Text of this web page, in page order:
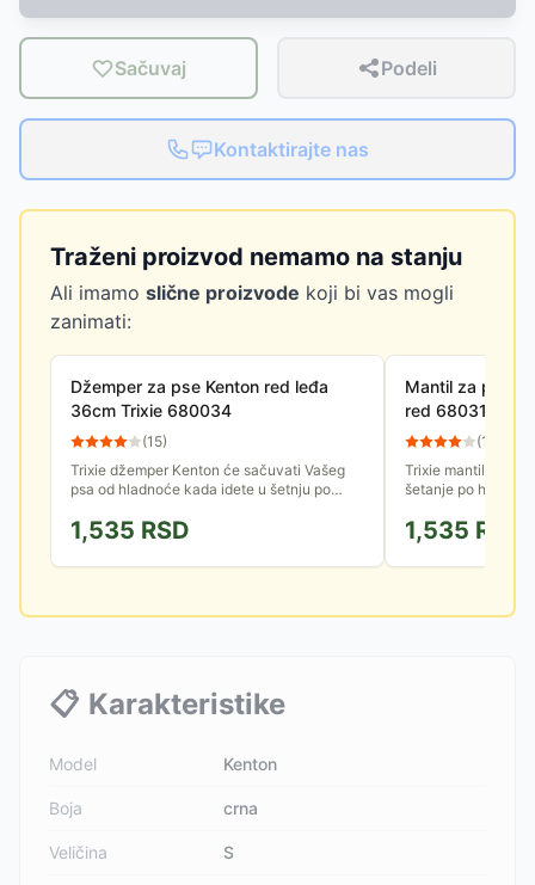
Sačuvaj Podeli
Kontaktirajte nas
Traženi proizvod nemamo na stanju
Ali imamo slične proizvode koji bi vas mogli
zanimati:
Džemper za pse Kenton red leđa
36cm Trixie 680034
(15)
Trixie džemper Kenton će sačuvati Vašeg
psa od hladnoće kada idete u šetnju po
vrata i prednjih nogu, a za...
1,535 RSD
Mantil za psa
red 680314
(11
Trixie mantil za
šetanje po
jer ima delove od...
1,535 RSD
📋 Karakteristike
Model Kenton
Boja crna
Veličina S